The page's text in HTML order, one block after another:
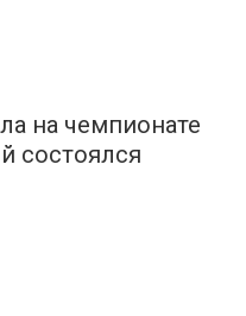
на чемпионате
состоялся